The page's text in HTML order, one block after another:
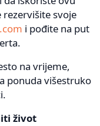
svoje
i pođite na put
na vrijeme,
ponuda višestruko
život